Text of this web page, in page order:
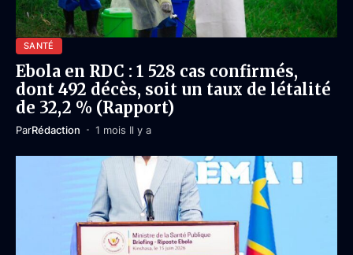
SANTÉ
Ebola en RDC : 1 528 cas confirmés,
dont 492 décès, soit un taux de létalité
de 32,2 % (Rapport)
ParRédaction 1 mois Il y a